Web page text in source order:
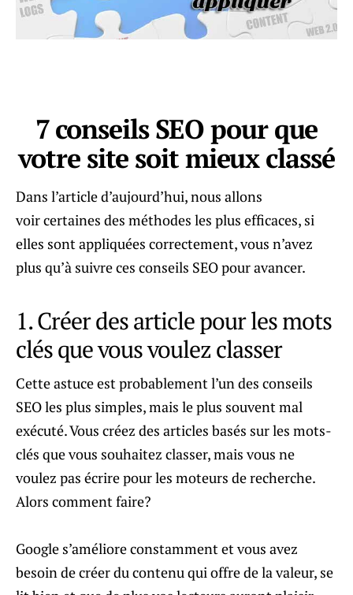
7 conseils SEO pour que
votre site soit mieux classé
Dans l’article d’aujourd’hui, nous allons
voir certaines des méthodes les plus efficaces, si
elles sont appliquées correctement, vous n’avez
plus qu’à suivre ces conseils SEO pour avancer.
1. Créer des article pour les mots
clés que vous voulez classer
Cette astuce est probablement l’un des conseils
SEO les plus simples, mais le plus souvent mal
exécuté. Vous créez des articles basés sur les mots-
clés que vous souhaitez classer, mais vous ne
voulez pas écrire pour les moteurs de recherche.
Alors comment faire?
Google s’améliore constamment et vous avez
besoin de créer du contenu qui offre de la valeur, se